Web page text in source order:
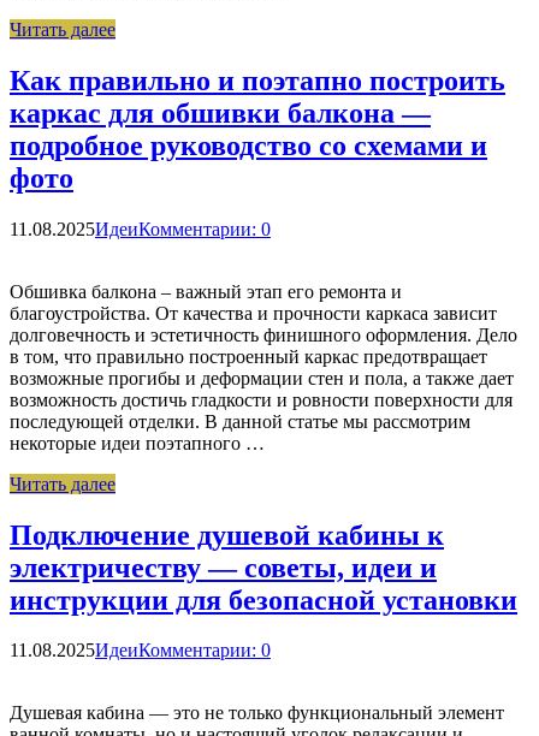
Читать далее
Как правильно и поэтапно построить
каркас для обшивки балкона —
подробное руководство со схемами и
фото
11.08.2025ИдеиКомментарии: 0
Обшивка балкона – важный этап его ремонта и
благоустройства. От качества и прочности каркаса зависит
долговечность и эстетичность финишного оформления. Дело
в том, что правильно построенный каркас предотвращает
возможные прогибы и деформации стен и пола, а также дает
возможность достичь гладкости и ровности поверхности для
последующей отделки. В данной статье мы рассмотрим
некоторые идеи поэтапного …
Читать далее
Подключение душевой кабины к
электричеству — советы, идеи и
инструкции для безопасной установки
11.08.2025ИдеиКомментарии: 0
Душевая кабина — это не только функциональный элемент